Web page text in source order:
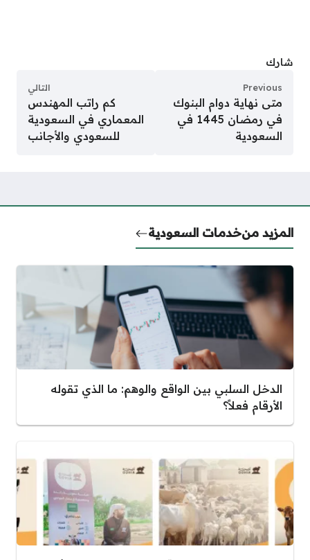
شارك
Previous
متى نهاية دوام البنوك
في رمضان 1445 في
السعودية
التالي
كم راتب المهندس
المعماري في السعودية
للسعودي والأجانب
المزيد منخدمات السعودية
الدخل السلبي بين الواقع والوهم: ما الذي تقوله
الأرقام فعلاً؟